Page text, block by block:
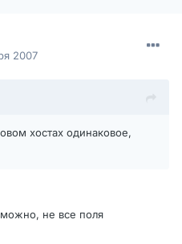
2007
хостах одинаковое,
не все поля